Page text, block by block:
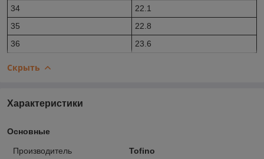
34
22.1
35
22.8
36
23.6
Скрыть
Характеристики
Основные
Производитель
Tofino